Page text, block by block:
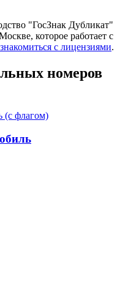
"ГосЗнак Дубликат"
которое работает с
с лицензиями.
номеров